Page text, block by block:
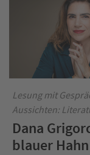
Lesung mit
Aussichten:
Dana
blauer Hahn